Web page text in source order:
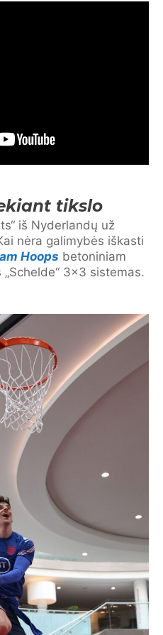
tikslo
iš Nyderlandų už
nėra galimybės iškasti
Hoops betoniniam
3×3 sistemas.